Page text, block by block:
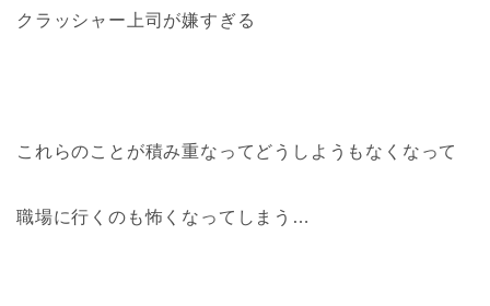
クラッシャー上司が嫌すぎる
これらのことが積み重なってどうしようもなくなって
職場に行くのも怖くなってしまう…